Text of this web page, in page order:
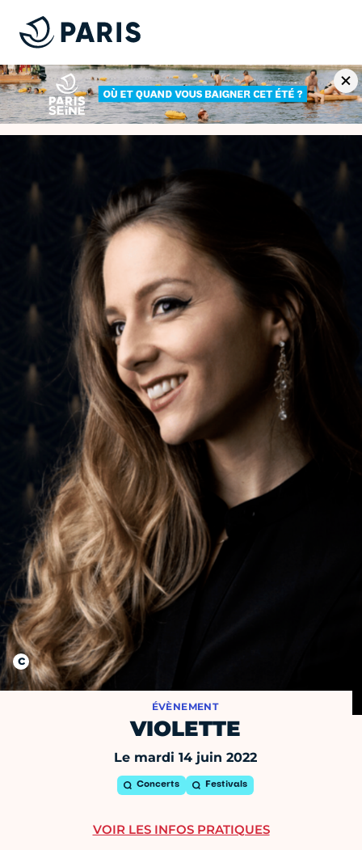
ÉVÈNEMENT
VIOLETTE
Le mardi 14 juin 2022
Concerts Festivals
VOIR LES INFOS PRATIQUES